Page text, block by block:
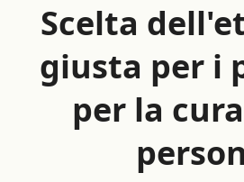
Scelta
giusta per i
per la